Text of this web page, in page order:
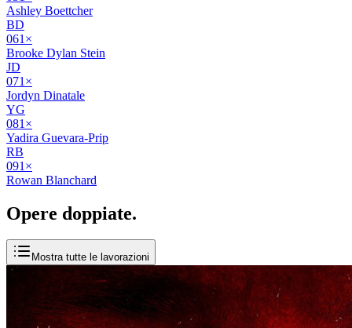
Ashley Boettcher
BD
061 ×
Brooke Dylan Stein
JD
071 ×
Jordyn Dinatale
YG
081 ×
Yadira Guevara-Prip
RB
091 ×
Rowan Blanchard
Opere doppiate.
Mostra tutte le lavorazioni